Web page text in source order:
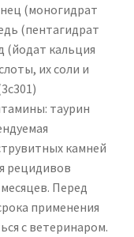
(моногидрат
(пентагидрат
(йодат кальция
их соли и
таурин
камней
рецидивов
Перед
применения
с ветеринаром.